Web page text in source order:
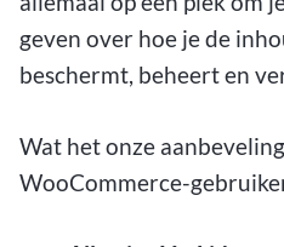
geven over hoe je de
beschermt, beheert en
Wat het onze
WooCommerce-